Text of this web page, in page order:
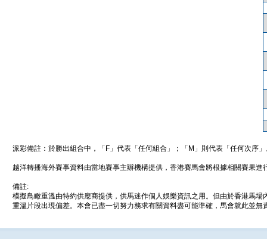
派彩備註：於勝出組合中，「F」代表「任何組合」；「M」則代表「任何次序
越洋轉播海外賽事資料由當地賽事主辦機構提供，香港賽馬會將根據相關賽果進
備註:
模擬鳥瞰重溫由特約供應商提供，供馬迷作個人娛樂資訊之用。但由於香港馬
重溫片段出現偏差。本會已盡一切努力務求有關資料盡可能準確，馬會就此並